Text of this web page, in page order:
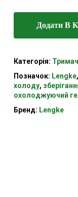
Додати В
Категорія:
Позначок: Lengke,
холоду,
охолоджуючий
Бренд: Lengke